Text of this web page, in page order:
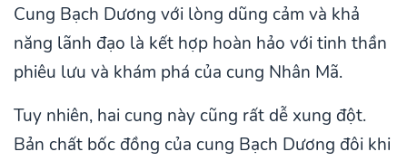
Cung Bạch Dương với lòng dũng cảm và khả
năng lãnh đạo là kết hợp hoàn hảo với tinh thần
phiêu lưu và khám phá của cung Nhân Mã.
Tuy nhiên, hai cung này cũng rất dễ xung đột.
Bản chất bốc đồng của cung Bạch Dương đôi khi